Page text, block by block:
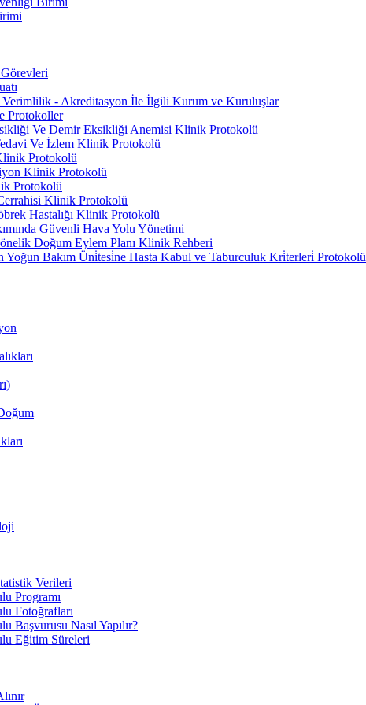
Verimlilik - Akreditasyon İle İlgili Kurum ve Kuruluşlar
Protokoller
Ve Demir Eksikliği Anemisi Klinik Protokolü
Ve İzlem Klinik Protokolü
Protokolü
Klinik Protokolü
Protokolü
Klinik Protokolü
Hastalığı Klinik Protokolü
Güvenli Hava Yolu Yönetimi
Doğum Eylem Planı Klinik Rehberi
Yoğun Bakım Üni̇tesi̇ne Hasta Kabul ve Taburculuk Kri̇terleri̇ Protokolü
Verileri
Programı
Fotoğrafları
Başvurusu Nasıl Yapılır?
Eğitim Süreleri